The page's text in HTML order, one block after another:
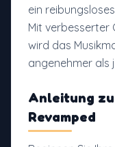
ein
Mit verbesserter
wird das
angenehmer als
Anleitung
Revamped